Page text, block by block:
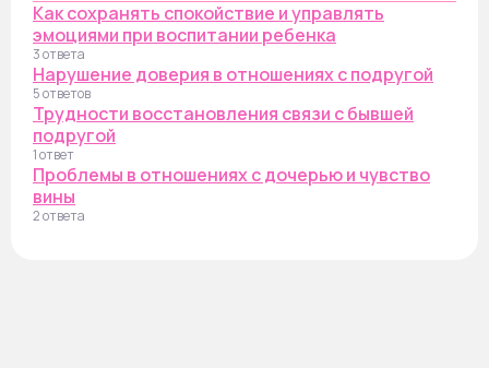
Как сохранять спокойствие и управлять
эмоциями при воспитании ребенка
3 ответа
Нарушение доверия в отношениях с подругой
5 ответов
Трудности восстановления связи с бывшей
подругой
1 ответ
Проблемы в отношениях с дочерью и чувство
вины
2 ответа